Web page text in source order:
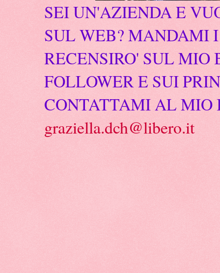
SEI UN'AZIENDA E
SUL WEB? MANDAMI
RECENSIRO' SUL
FOLLOWER E SUI
CONTATTAMI AL
graziella.dch@libero.it